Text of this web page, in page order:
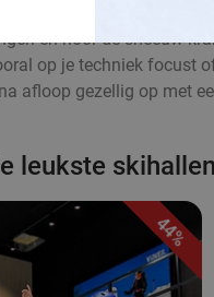
en hoor de sneeuw
op je techniek focust
afloop gezellig op met
leukste skihallen
44%